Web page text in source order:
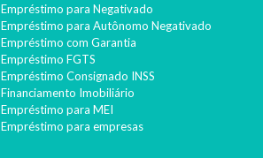
Empréstimo para Negativado
Empréstimo para Autônomo Negativado
Empréstimo com Garantia
Empréstimo FGTS
Empréstimo Consignado INSS
Financiamento Imobiliário
Empréstimo para MEI
Empréstimo para empresas